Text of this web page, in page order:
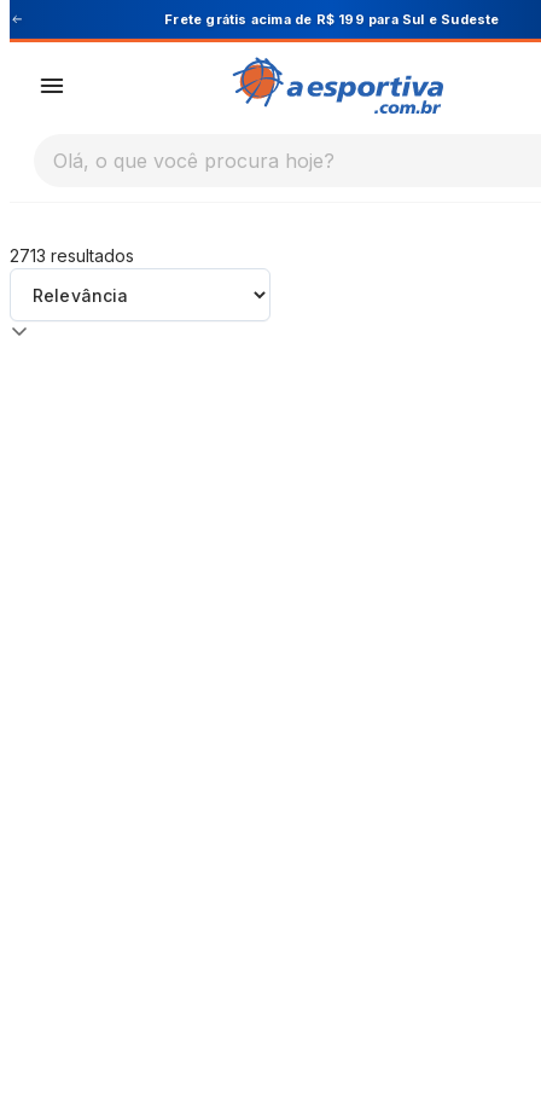
A Esportiva Frete grátis acima de R$ 199 para Sul e Sudeste
Olá, o que você procura hoje?
2713 resultados